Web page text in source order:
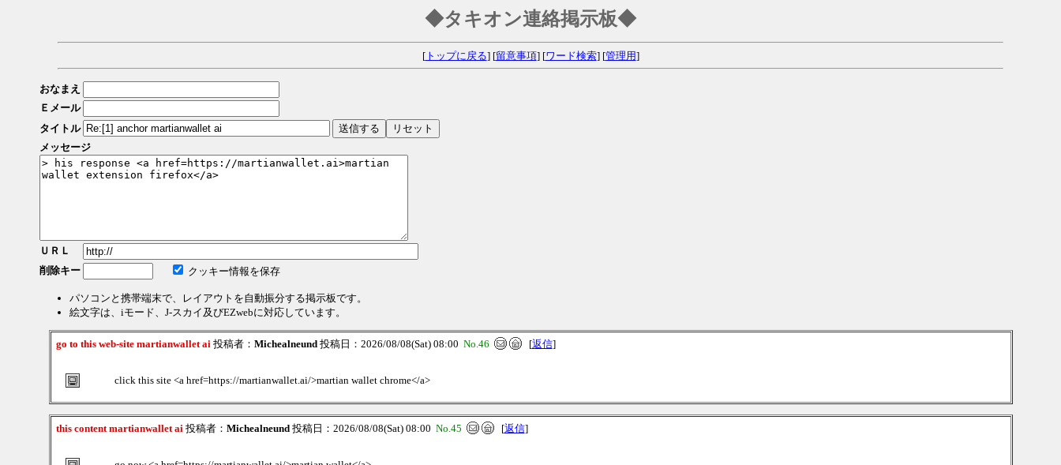
◆タキオン連絡掲示板◆
[トップに戻る] [留意事項] [ワード検索] [管理用]
おなまえ
Ｅメール
タイトル
メッセージ
ＵＲＬ
削除キー
クッキー情報を保存
パソコンと携帯端末で、レイアウトを自動振分する掲示板です。
絵文字は、iモード、J-スカイ及びEZwebに対応しています。
go to this web-site martianwallet ai投稿者： Michealneund投稿日：2026/08/08(Sat) 08:00 No.46 [返信]
click this site <a href=https://martianwallet.ai/>martian wallet chrome</a>
this content martianwallet ai投稿者： Michealneund投稿日：2026/08/08(Sat) 08:00 No.45 [返信]